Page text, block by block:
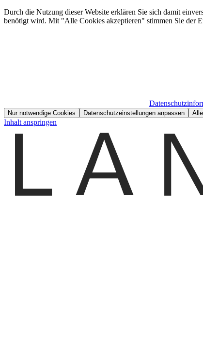
Durch die Nutzung dieser Website erklären Sie sich damit
benötigt wird. Mit "Alle Cookies akzeptieren" stimmen Sie der
Nur notwendige Cookies Datenschutzeinstellungen anpassen
Inhalt anspringen